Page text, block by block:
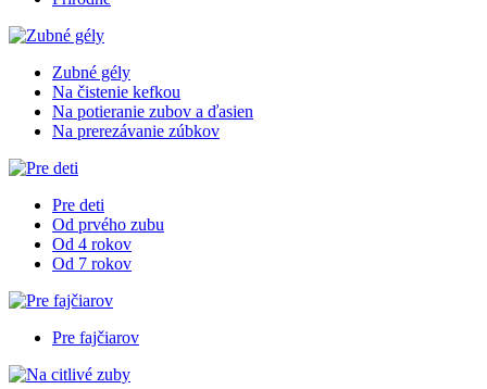
Zubné gély
Na čistenie kefkou
Na potieranie zubov a ďasien
Na prerezávanie zúbkov
Pre deti
Od prvého zubu
Od 4 rokov
Od 7 rokov
Pre fajčiarov